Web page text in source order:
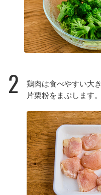
2
鶏肉は食べやすい大
片栗粉をまぶします。